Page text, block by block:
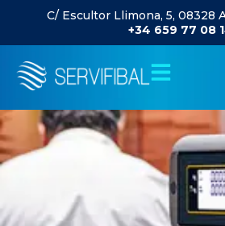
C/ Escultor Llimona, 5, 08328
+34 659 77 08